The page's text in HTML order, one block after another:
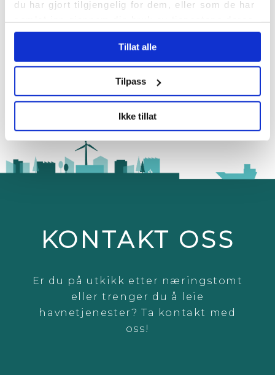
du har gjort tilgjengelig for dem, eller som de har
Tillat alle
Tilpass
Ikke tillat
og nanoteknologi og har
tidligere arbeidet blant annet
energi og som prosjektleder …
Continue reading
KONTAKT OSS
Er du på utkikk etter næringstomt
eller trenger du å leie
havnetjenester? Ta kontakt med
oss!